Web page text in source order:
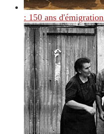
: 150 ans d'émigration